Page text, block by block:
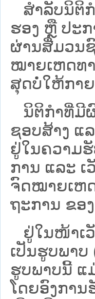
ສໍາລັບນິຕິ
ຮອງ ຫຼື ປະ
ຜ່ານສື່ມວນ
ໝາຍ​ເຫດ​ທ
ສຸດບໍ່ໃຫ້ກາ
ນິ​ຕິ​ກຳ​ທີ່​ມີ​
ຊອບ​ສ້າງ ແ
ຢູ່ໃນຄວາມ
ການ ແລະ
ຈົດໝາຍເຫ
ຖະ​ການ ຂອ
ຢູ່ໃນໜ້າ​ເ
ເປັນຮູບພາບ
ຮູບພາບນີ້ ແ
ໂດຍອົງການ